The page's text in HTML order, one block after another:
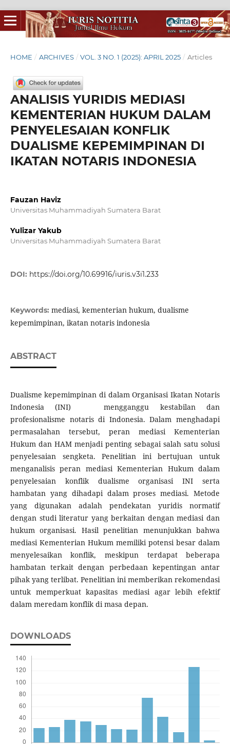
HOME / ARCHIVES / VOL. 3 NO. 1 (2025): APRIL 2025 / Articles
ANALISIS YURIDIS MEDIASI
KEMENTERIAN HUKUM DALAM
PENYELESAIAN KONFLIK
DUALISME KEPEMIMPINAN DI
IKATAN NOTARIS INDONESIA
Fauzan Haviz
Universitas Muhammadiyah Sumatera Barat
Yulizar Yakub
Universitas Muhammadiyah Sumatera Barat
DOI: https://doi.org/10.69916/iuris.v3i1.233
Keywords: mediasi, kementerian hukum, dualisme
kepemimpinan, ikatan notaris indonesia
ABSTRACT
Dualisme kepemimpinan di dalam Organisasi Ikatan Notaris
Indonesia (INI) mengganggu kestabilan dan
profesionalisme notaris di Indonesia. Dalam menghadapi
permasalahan tersebut, peran mediasi Kementerian
Hukum dan HAM menjadi penting sebagai salah satu solusi
penyelesaian sengketa. Penelitian ini bertujuan untuk
menganalisis peran mediasi Kementerian Hukum dalam
penyelesaian konflik dualisme organisasi INI serta
hambatan yang dihadapi dalam proses mediasi. Metode
yang digunakan adalah pendekatan yuridis normatif
dengan studi literatur yang berkaitan dengan mediasi dan
hukum organisasi. Hasil penelitian menunjukkan bahwa
mediasi Kementerian Hukum memiliki potensi besar dalam
menyelesaikan konflik, meskipun terdapat beberapa
hambatan terkait dengan perbedaan kepentingan antar
pihak yang terlibat. Penelitian ini memberikan rekomendasi
untuk memperkuat kapasitas mediasi agar lebih efektif
dalam meredam konflik di masa depan.
DOWNLOADS